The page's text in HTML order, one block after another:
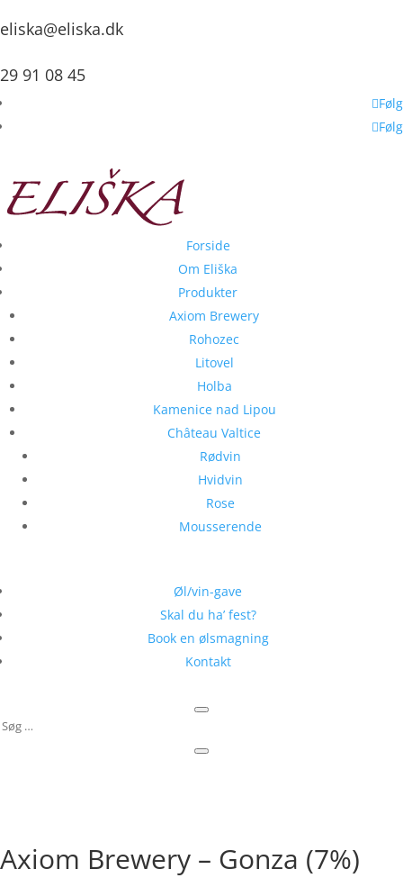
eliska@eliska.dk
29 91 08 45
Følg
Følg
Forside
Om Eliška
Produkter
Axiom Brewery
Rohozec
Litovel
Holba
Kamenice nad Lipou
Château Valtice
Rødvin
Hvidvin
Rose
Mousserende
Øl/vin-gave
Skal du ha’ fest?
Book en ølsmagning
Kontakt
Axiom Brewery – Gonza (7%)